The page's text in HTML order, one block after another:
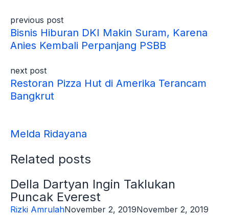
previous post
Bisnis Hiburan DKI Makin Suram, Karena
Anies Kembali Perpanjang PSBB
next post
Restoran Pizza Hut di Amerika Terancam
Bangkrut
Melda Ridayana
Related posts
Della Dartyan Ingin Taklukan
Puncak Everest
Rizki AmrulahNovember 2, 2019November 2, 2019